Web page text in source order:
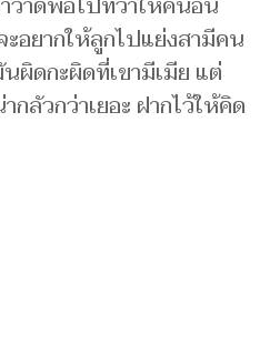
อยากให้ลูกไปแย่งสามีคน
ผิดกะผิดที่เขามีเมีย แต่
ลัวกว่าเยอะ ฝากไว้ให้คิด